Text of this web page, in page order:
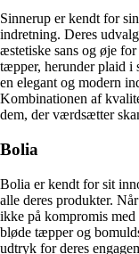
Sinnerup er kendt for
indretning. Deres
æstetiske sans og øje
tæpper, herunder plaid i
en elegant og modern
Kombinationen af
dem, der værdsætter
Bolia
Bolia er kendt for sit
alle deres produkter.
ikke på kompromis
bløde tæpper og
udtryk for deres